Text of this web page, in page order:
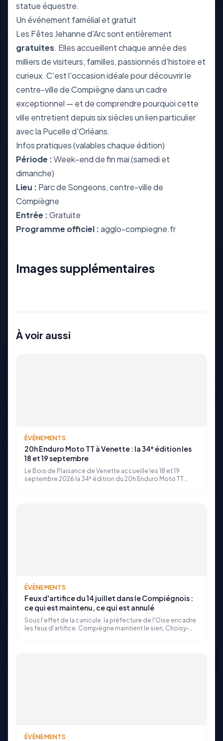
statue équestre.
Un événement famélial et gratuit
Les Fêtes Jehanne d'Arc sont entièrement
gratuites. Elles accueillent chaque année des
milliers de visiteurs, familles, passionnés d'histoire et
curieux. C'est l'occasion idéale pour découvrir le
centre-ville de Compiègne dans un cadre
exceptionnel — et de comprendre pourquoi cette
ville entretient depuis six siècles un lien particulier
avec la Pucelle d'Orléans.
Infos pratiques (valables chaque édition)
Période :Week-end de fin mai (samedi et
dimanche)
Lieu : Parc de Songeons, centre-ville de
Compiègne
Entrée :Gratuite
Programme officiel :agglo-compiegne.fr
Images supplémentaires
À voir aussi
ÉVÈNEMENTS
20h Enduro Moto TT à Venette : la 34ᵉ édition les
18 et 19 septembre
Le Bois de Plaisance de Venette accueille les 18 et 19
septembre 2026 la 34ᵉ édition du 20h Enduro Moto TT.
ÉVÈNEMENTS
Feux d'artifice du 14 juillet dans le Compiégnois :
ce qui est maintenu, ce qui est annulé
Sous l'effet de la canicule, la préfecture de l'Oise encadre
les feux d'artifice. Compiègne maintient le sien, Choisy-
ÉVÈNEMENTS